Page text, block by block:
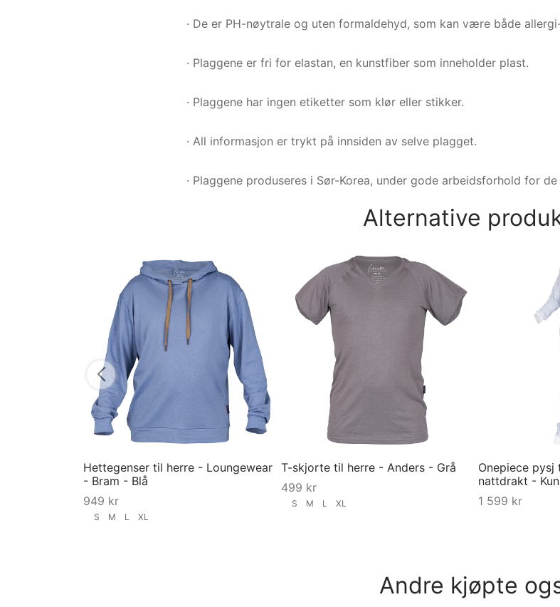
· De er PH-nøytrale og uten formaldehyd, som kan være både
· Plaggene er fri for elastan, en kunstfiber som inneholder plast.
· Plaggene har ingen etiketter som klør eller stikker.
· All informasjon er trykt på innsiden av selve plagget.
· Plaggene produseres i Sør-Korea, under gode arbeidsforhold for de
Alternative
Hettegenser til herre - Loungewear
- Bram - Blå
949 kr
S M L XL
T-skjorte til herre - Anders - Grå
499 kr
S M L XL
Onepiece pysj
nattdrakt -
1 599 kr
Andre kjøpte